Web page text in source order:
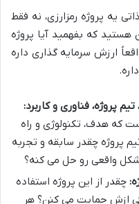
یه پروژه رمزارزی، نه فقط
هستید که بفهمید آیا پروژه
ارزش سرمایه گذاری داره
که هدف، تکنولوژی و راه
پروژه چقدر سابقه و تجربه
واقعی رو حل می کنه؟
چقدر از این پروژه استفاده
ازش حمایت می کنن؟ هر